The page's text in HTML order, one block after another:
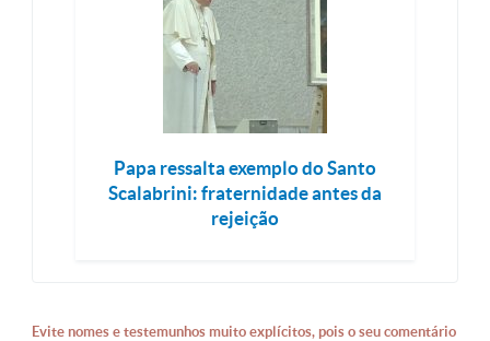
Papa ressalta exemplo do Santo
Scalabrini: fraternidade antes da
rejeição
Evite nomes e testemunhos muito explícitos, pois o seu comentário